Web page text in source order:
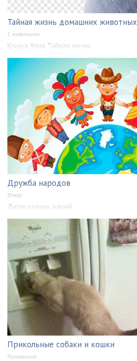
Тайная жизнь домашних животных
С животными
Кошка Хлоя Тайная жизнь
Дружба народов
Юмор
Дети разных наций
Прикольные собаки и кошки
Прикольные